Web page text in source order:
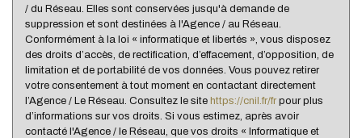
Taxe foncière
Habitants de moins de 25 ans
28,90 %
Habitants de 25 à 55 ans
36,29 %
Habitants de plus de 55 ans
34,81 %
Nombre d'enfants par famille
/ du Réseau. Elles sont conservées jusqu'à demande de
suppression et sont destinées à l'Agence / au Réseau.
Conformément à la loi « informatique et libertés », vous disposez
des droits d’accès, de rectification, d’effacement, d’opposition, de
limitation et de portabilité de vos données. Vous pouvez retirer
votre consentement à tout moment en contactant directement
l’Agence / Le Réseau. Consultez le site https://cnil.fr/fr pour plus
d’informations sur vos droits. Si vous estimez, après avoir
contacté l'Agence / le Réseau, que vos droits « Informatique et